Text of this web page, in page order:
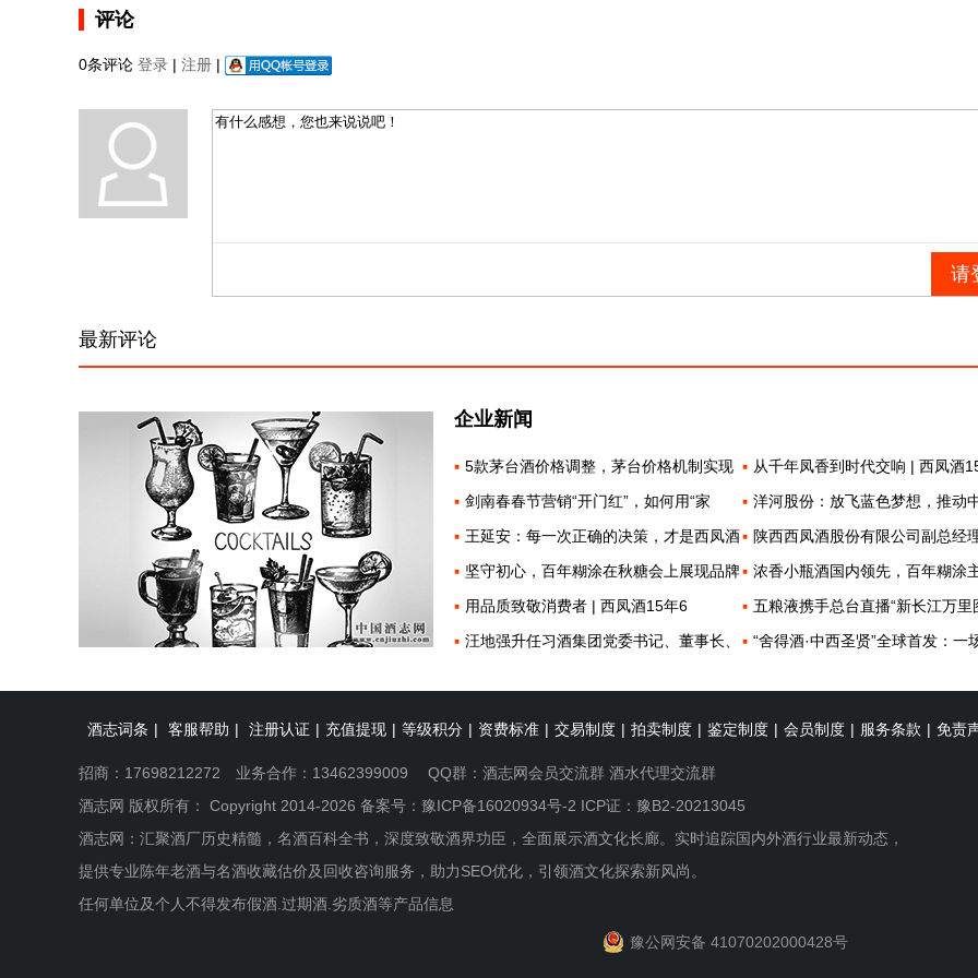
评论
0条评论 登录 | 注册 |
最新评论
企业新闻
5款茅台酒价格调整，茅台价格机制实现
从千年凤香到时代交响 | 西凤酒
剑南春春节营销“开门红”，如何用“家
洋河股份：放飞蓝色梦想，推动
王延安：每一次正确的决策，才是西凤酒
陕西西凤酒股份有限公司副总经
坚守初心，百年糊涂在秋糖会上展现品牌
浓香小瓶酒国内领先，百年糊涂
用品质致敬消费者 | 西凤酒15年6
五粮液携手总台直播“新长江万里
汪地强升任习酒集团党委书记、董事长、
“舍得酒·中西圣贤”全球首发：一
酒志词条 | 客服帮助 | 注册认证 | 充值提现 | 等级积分 | 资费标准 | 交易制度 | 拍卖制度 | 鉴定制度 | 会员制度 | 服务条款 | 免责
招商：17698212272 业务合作：13462399009 QQ群： 酒志网会员交流群 酒水代理交流群
酒志网 版权所有： Copyright 2014-2026 备案号： 豫ICP备16020934号-2 ICP证：豫B2-20213045
酒志网：汇聚酒厂历史精髓，名酒百科全书，深度致敬酒界功臣，全面展示酒文化长廊。实时追踪国内外酒行业最新动态，
提供专业陈年老酒与名酒收藏估价及回收咨询服务，助力SEO优化，引领酒文化探索新风尚。
任何单位及个人不得发布假酒.过期酒.劣质酒等产品信息
豫公网安备 41070202000428号